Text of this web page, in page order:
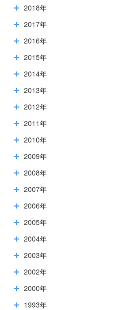
2018年
2017年
2016年
2015年
2014年
2013年
2012年
2011年
2010年
2009年
2008年
2007年
2006年
2005年
2004年
2003年
2002年
2000年
1993年